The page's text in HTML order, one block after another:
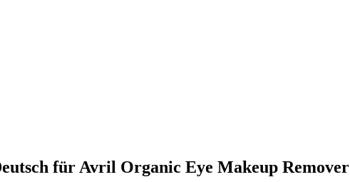
für Avril Organic Eye Makeup Remover